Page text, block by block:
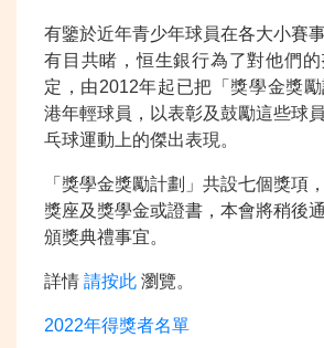
有鑒於近年青少年球員在各大小賽
有目共睹，恒生銀行為了對他們
定，由2012年起已把「獎學金獎
港年輕球員，以表彰及鼓勵這些球
乓球運動上的傑出表現。
「獎學金獎勵計劃」共設七個獎項
獎座及獎學金或證書，本會將稍後
頒獎典禮事宜。
詳情 請按此 瀏覽。
2022年得獎者名單